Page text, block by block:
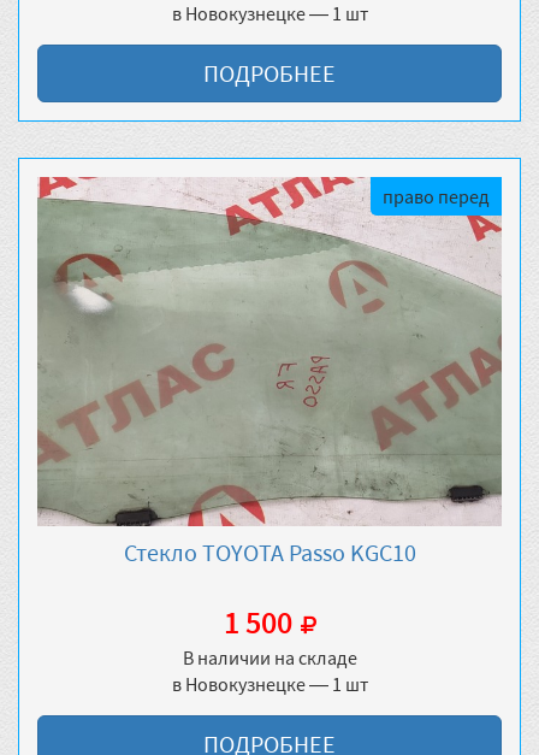
в Новокузнецке — 1 шт
ПОДРОБНЕЕ
право перед
Стекло TOYOTA Passo KGC10
1 500
В наличии на складе
в Новокузнецке — 1 шт
ПОДРОБНЕЕ